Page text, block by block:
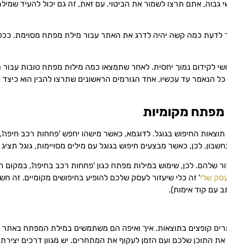
גבוה, אתם תרצו לשמור את הביטוי. עם זאת, זה גם יכול להעיד
כמה קשה יהיה לדרג את האתר עבור מילת מפתח מסוימת.
לקידום נמוך יחסית. לאחר שתמצאו כמה מילות מפתח טובות
הנאמר עד עכשיו, אחד הגורמים הראשונים שתרצו להבין הוא כיצד
החיפוש בגוגל. לדוגמא, כאשר מישהו יחפש 'פחחות רכב
לכן, כאשר מבצעים חיפוש בגוגל עם מילים מסויימות, גוגל
שלהם. לכן, שימוש במילות מפתח כגון 'פחחות רכב בחיפה',
שלי' זה כלי שיעזור לעסק שלכם להופיע בחיפושים מקומיים. זה
עם קוד אימות).
קופצים בתוצאות. איך ואיפה הם משתמשים במילת המפתח
התוכן שלכם ועם הזמן לעקוף את המתחרים. יש מגוון דרכים